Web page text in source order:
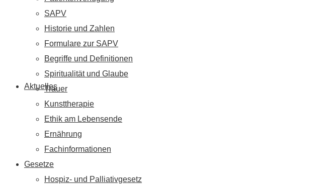
Aktuelles
SAPV
Historie und Zahlen
Formulare zur SAPV
Begriffe und Definitionen
Spiritualität und Glaube
Trauer
Kunsttherapie
Ethik am Lebensende
Ernährung
Fachinformationen
Gesetze
Hospiz- und Palliativgesetz